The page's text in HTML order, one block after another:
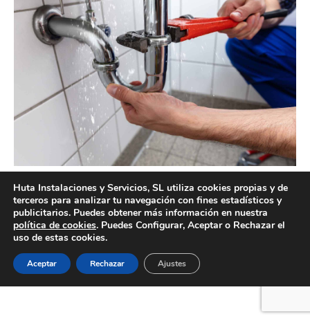
Empresa de trabajos de fontanería Valencia profesional
Información legal
Huta Instalaciones y Servicios, SL utiliza cookies propias y de
terceros para analizar tu navegación con fines estadísticos y
publicitarios. Puedes obtener más información en nuestra
política de cookies. Puedes Configurar, Aceptar o Rechazar el
uso de estas cookies.
Aceptar Rechazar Ajustes